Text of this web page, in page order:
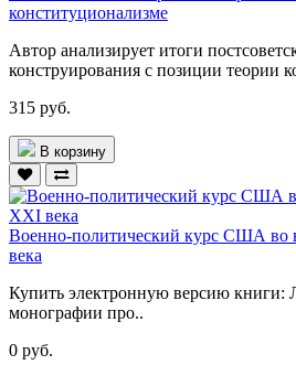
конституционализме
Автор анализирует итоги
конструирования с позиции теории
315 руб.
В корзину
Военно-политический курс США во
века
Купить электронную версию
монографии про..
0 руб.